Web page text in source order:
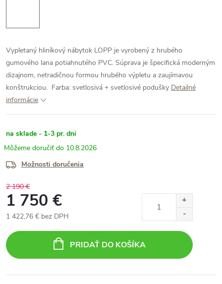
Vypletaný hliníkový nábytok LOPP je vyrobený z hrubého
gumového lana potiahnutého PVC. Súprava je špecifická moderným
dizajnom, netradičnou formou hrubého výpletu a zaujímavou
konštrukciou. Farba: svetlosivá + svetlosivé podušky Detailné
informácie
na sklade - 1-3 pr. dni
10.8.2026
Možnosti doručenia
2 190 €
1 750 €
1 422,76 € bez DPH
cena:
PRIDAŤ DO KOŠÍKA